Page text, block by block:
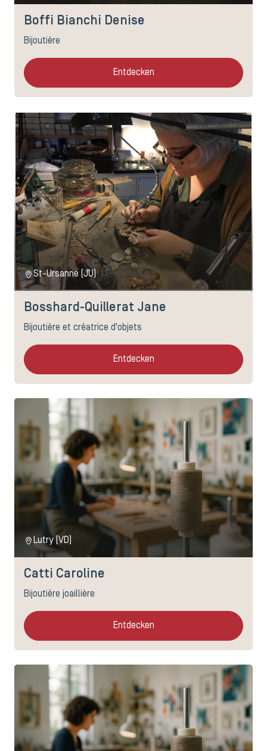
Boffi Bianchi Denise
Bijoutière
Entdecken
St-Ursanne (JU)
Bosshard-Quillerat Jane
Bijoutière et créatrice d'objets
Entdecken
Lutry (VD)
Catti Caroline
Bijoutière joaillière
Entdecken